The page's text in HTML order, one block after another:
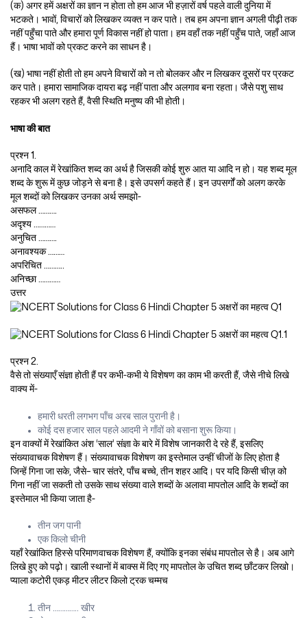
(क) अगर हमें अक्षरों का ज्ञान न होता तो हम आज भी हज़ारों वर्ष पहले वाली दुनिया में
भटकते। भावों, विचारों को लिखकर व्यक्त न कर पाते। तब हम अपना ज्ञान अगली पीढ़ी तक
नहीं पहुँचा पाते और हमारा पूर्ण विकास नहीं हो पाता। हम वहाँ तक नहीं पहुँच पाते, जहाँ आज
हैं। भाषा भावों को प्रकट करने का साधन है।
(ख) भाषा नहीं होती तो हम अपने विचारों को न तो बोलकर और न लिखकर दूसरों पर प्रकट
कर पाते। हमारा सामाजिक दायरा बढ़ नहीं पाता और अलगाव बना रहता। जैसे पशु साथ
रहकर भी अलग रहते हैं, वैसी स्थिति मनुष्य की भी होती।
भाषा की बात
प्रश्न 1.
अनादि काल में रेखांकित शब्द का अर्थ है जिसकी कोई शुरु आत या आदि न हो। यह शब्द मूल
शब्द के शुरू में कुछ जोड़ने से बना है। इसे उपसर्ग कहते हैं। इन उपसर्गों को अलग करके
मूल शब्दों को लिखकर उनका अर्थ समझो-
असफल ……….
अदृश्य …………
अनुचित ……….
अनावश्यक ………
अपरिचित ………..
अनिच्छा …………
उत्तर
प्रश्न 2.
वैसे तो संख्याएँ संज्ञा होती हैं पर कभी-कभी ये विशेषण का काम भी करती हैं, जैसे नीचे लिखे
वाक्य में-
हमारी धरती लगभग पाँच अरब साल पुरानी है।
कोई दस हजार साल पहले आदमी ने गाँवों को बसाना शुरू किया।
इन वाक्यों में रेखांकित अंश ‘साल’ संज्ञा के बारे में विशेष जानकारी दे रहे हैं, इसलिए
संख्यावाचक विशेषण हैं। संख्यावाचक विशेषण का इस्तेमाल उन्हीं चीजों के लिए होता है
जिन्हें गिना जा सके, जैसे– चार संतरे, पाँच बच्चे, तीन शहर आदि। पर यदि किसी चीज़ को
गिना नहीं जा सकती तो उसके साथ संख्या वाले शब्दों के अलावा मापतोल आदि के शब्दों का
इस्तेमाल भी किया जाता है-
तीन जग पानी
एक किलो चीनी
यहाँ रेखांकित हिस्से परिमाणवाचक विशेषण हैं, क्योंकि इनका संबंध मापतोल से है। अब आगे
लिखे हुए को पढ़ो। खाली स्थानों में बाक्स में दिए गए मापतोल के उचित शब्द छाँटकर लिखो।
प्याला कटोरी एकड़ मीटर लीटर किलो ट्रक चम्मच
तीन ………….. खीर